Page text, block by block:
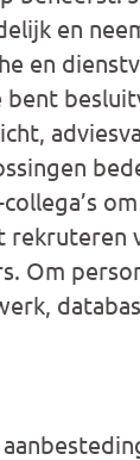
en
en
bent
rekruteren
Om